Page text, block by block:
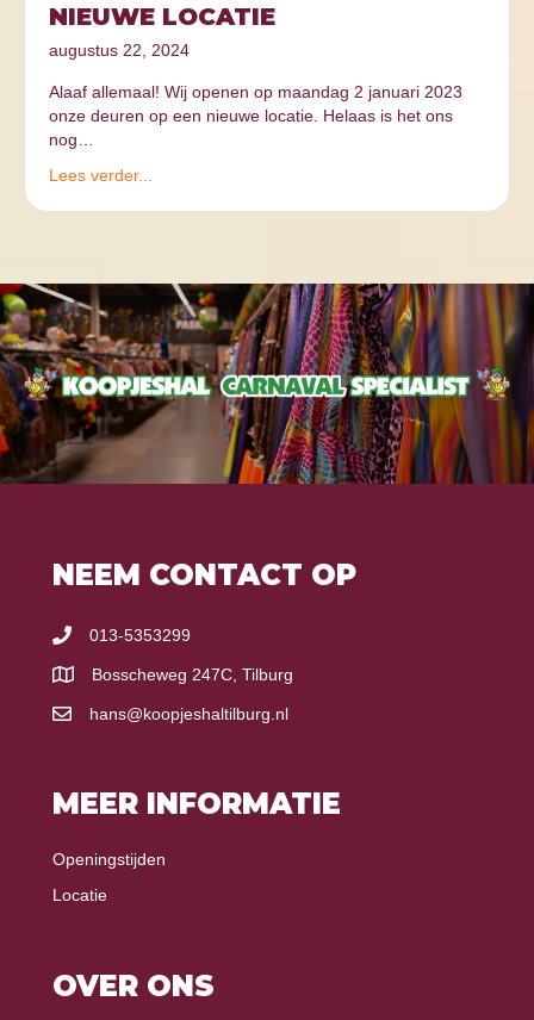
NIEUWE LOCATIE
augustus 22, 2024
Alaaf allemaal! Wij openen op maandag 2 januari 2023
onze deuren op een nieuwe locatie. Helaas is het ons
nog…
Lees verder...
NEEM CONTACT OP
013-5353299
Bosscheweg 247C, Tilburg
hans@koopjeshaltilburg.nl
MEER INFORMATIE
Openingstijden
Locatie
OVER ONS